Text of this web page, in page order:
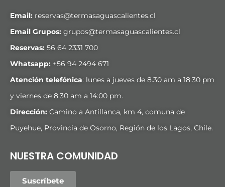
Email: reservas@termasaguascalientes.cl
Email Grupos: grupos@termasaguascalientes.cl
Reservas: 56 64 2331 700
Whatsapp: +56 94 2494 671
Atención telefónica: lunes a jueves de 8.30 am a 18.30 pm
y viernes de 8.30 am a 14:00 pm.
Dirección: Camino a Antillanca, km 4, comuna de
Puyehue, Provincia de Osorno, Región de los Lagos, Chile.
NUESTRA COMUNIDAD
Suscríbete